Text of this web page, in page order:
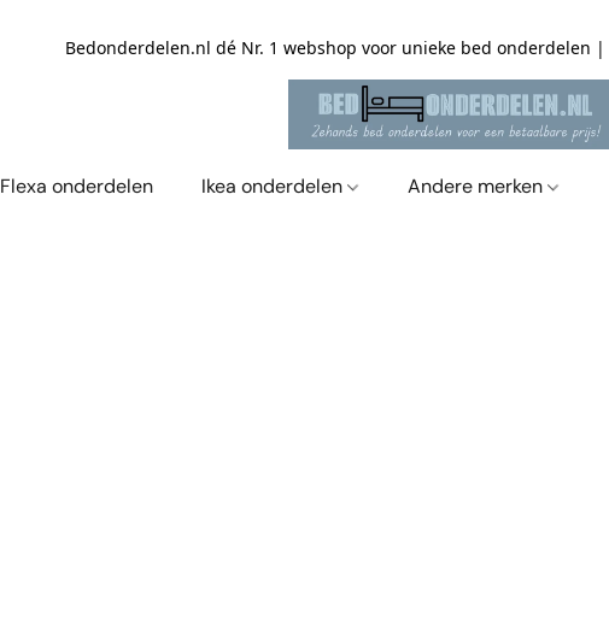
Bedonderdelen.nl dé Nr. 1 webshop voor unieke bed onderdelen |
Flexa onderdelen Ikea onderdelen Andere merken